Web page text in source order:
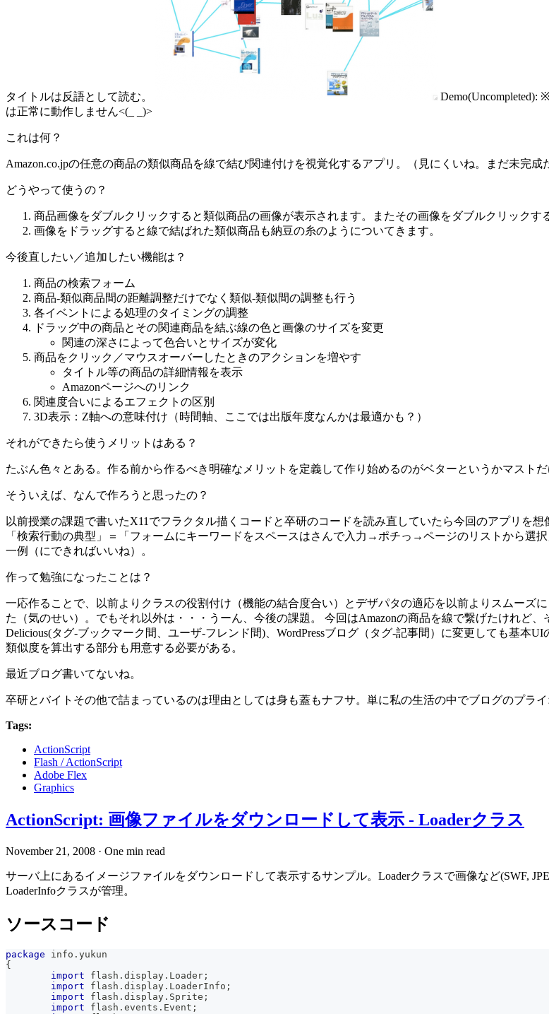
タイトルは反語として読む。
Demo(Uncompleted):
は正常に動作しません<(_ _)>
これは何？
Amazon.co.jpの任意の商品の類似商品を線で結び関連付けを視覚化するアプリ。（見にくいね。まだ未完成
どうやって使うの？
商品画像をダブルクリックすると類似商品の画像が表示されます。またその画像をダブルクリックす
画像をドラッグすると線で結ばれた類似商品も納豆の糸のようについてきます。
今後直したい／追加したい機能は？
商品の検索フォーム
商品-類似商品間の距離調整だけでなく類似-類似間の調整も行う
各イベントによる処理のタイミングの調整
ドラッグ中の商品とその関連商品を結ぶ線の色と画像のサイズを変更
関連の深さによって色合いとサイズが変化
商品をクリック／マウスオーバーしたときのアクションを増やす
タイトル等の商品の詳細情報を表示
Amazonページへのリンク
関連度合いによるエフェクトの区別
3D表示：Z軸への意味付け（時間軸、ここでは出版年度なんかは最適かも？）
それができたら使うメリットはある？
たぶん色々とある。作る前から作るべき明確なメリットを定義して作り始めるのがベターというかマスト
そういえば、なんで作ろうと思ったの？
以前授業の課題で書いたX11でフラクタル描くコードと卒研のコードを読み直していたら今回のアプリを
「検索行動の典型」＝「フォームにキーワードをスペースはさんで入力→ポチっ→ページのリストから選
一例（にできればいいね）。
作って勉強になったことは？
一応作ることで、以前よりクラスの役割付け（機能の結合度合い）とデザパタの適応を以前よりスムー
た（気のせい）。でもそれ以外は・・・うーん、今後の課題。 今回はAmazonの商品を線で繋げたけれど
Delicious(タグ-ブックマーク間、ユーザ-フレンド間)、WordPressブログ（タグ-記事間）に変更しても基本
類似度を算出する部分も用意する必要がある。
最近ブログ書いてないね。
卒研とバイトその他で詰まっているのは理由としては身も蓋もナフサ。単に私の生活の中でブログのプラ
Tags:
ActionScript
Flash / ActionScript
Adobe Flex
Graphics
ActionScript: 画像ファイルをダウンロードして表示 - Loaderクラス
November 21, 2008 · One min read
サーバ上にあるイメージファイルをダウンロードして表示するサンプル。Loaderクラスで画像など(SWF,
LoaderInfoクラスが管理。
ソースコード
package info . yukun
{
import flash . display . Loader ;
import flash . display . LoaderInfo ;
import flash . display . Sprite ;
import flash . events . Event ;